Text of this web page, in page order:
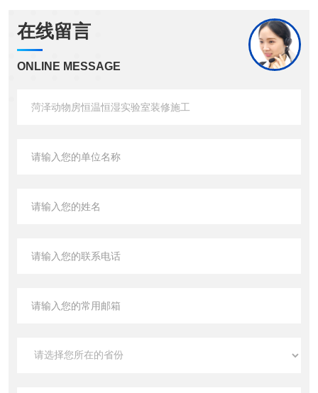
在线留言
ONLINE MESSAGE